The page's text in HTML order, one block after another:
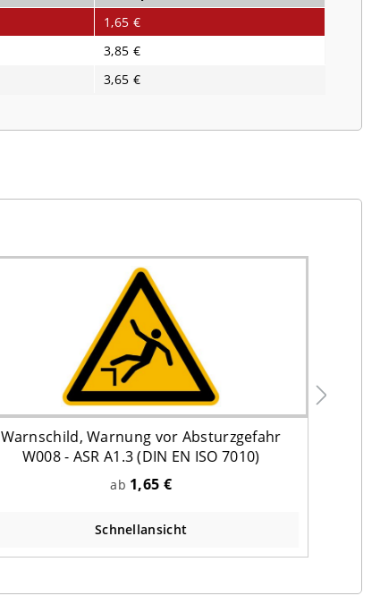
1,65 €
3,85 €
3,65 €
Warnschild, Warnung vor Absturzgefahr
W008 - ASR A1.3 (DIN EN ISO 7010)
ab 1,65 €
Schnellansicht